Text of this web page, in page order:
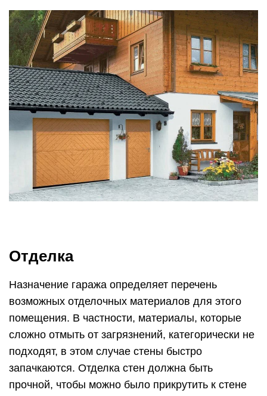
Отделка
Назначение гаража определяет перечень
возможных отделочных материалов для этого
помещения. В частности, материалы, которые
сложно отмыть от загрязнений, категорически не
подходят, в этом случае стены быстро
запачкаются. Отделка стен должна быть
прочной, чтобы можно было прикрутить к стене